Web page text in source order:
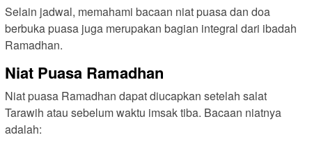
Selain jadwal, memahami bacaan niat puasa dan doa
berbuka puasa juga merupakan bagian integral dari ibadah
Ramadhan.
Niat Puasa Ramadhan
Niat puasa Ramadhan dapat diucapkan setelah salat
Tarawih atau sebelum waktu imsak tiba. Bacaan niatnya
adalah: